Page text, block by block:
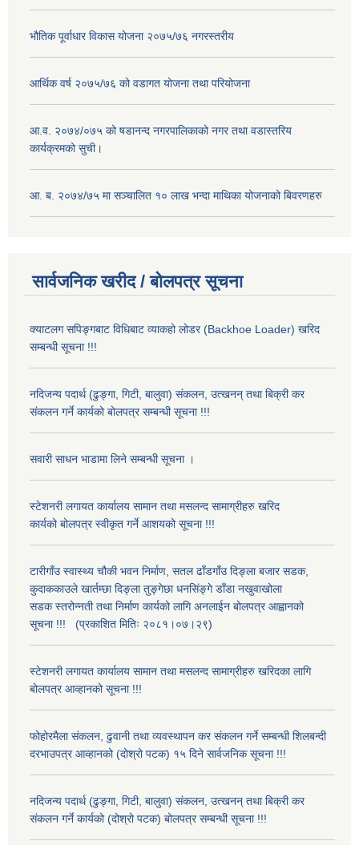
भौतिक पूर्वाधार विकास योजना २०७५/७६ नगरस्तरीय
आर्थिक वर्ष २०७५/७६ को वडागत योजना तथा परियोजना
आ.व. २०७४/०७५ को षडानन्द नगरपालिकाको नगर तथा वडास्तरिय
कार्यक्रमको सुची।
आ. ब. २०७४/७५ मा सञ्चालित १० लाख भन्दा माथिका योजनाको बिवरणहरु
सार्वजनिक खरीद / बोलपत्र सूचना
क्याटलग सपिङ्गबाट विधिबाट व्याकहो लोडर (Backhoe Loader) खरिद
सम्बन्धी सूचना !!!
नदिजन्य पदार्थ (ढुङ्गा, गिटी, बालुवा) संकलन, उत्खनन् तथा बिक्री कर
संकलन गर्ने कार्यको बोलपत्र सम्बन्धी सूचना !!!
सवारी साधन भाडामा लिने सम्बन्धी सूचना ।
स्टेशनरी लगायत कार्यालय सामान तथा मसलन्द सामाग्रीहरु खरिद
कार्यको बोलपत्र स्वीकृत गर्ने आशयको सूचना !!!
टारीगाँउ स्वास्थ्य चौकी भवन निर्माण, सतल ढाँडगाँउ दिङ्ला बजार सडक,
कुदाककाउले खार्तम्छा दिङ्ला तुङ्गेछा धनसिंङ्गे डाँडा नखुवाखोला
सडक स्तरोन्नती तथा निर्माण कार्यको लागि अनलाईन बोलपत्र आह्वानको
सूचना !!! (प्रकाशित मितिः २०८१।०७।२९)
स्टेशनरी लगायत कार्यालय सामान तथा मसलन्द सामाग्रीहरु खरिदका लागि
बोलपत्र आव्हानको सूचना !!!
फोहोरमैला संकलन, ढुवानी तथा व्यवस्थापन कर संकलन गर्ने सम्बन्धी शिलबन्दी
दरभाउपत्र आव्हानको (दोश्रो पटक) १५ दिने सार्वजनिक सूचना !!!
नदिजन्य पदार्थ (ढुङ्गा, गिटी, बालुवा) संकलन, उत्खनन् तथा बिक्री कर
संकलन गर्ने कार्यको (दोश्रो पटक) बोलपत्र सम्बन्धी सूचना !!!